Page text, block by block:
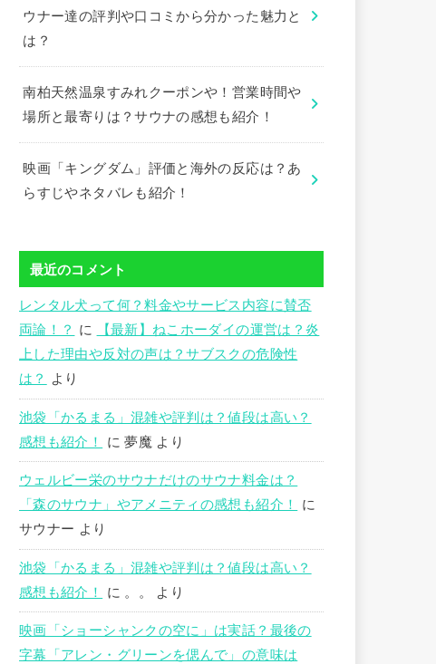
ウナー達の評判や口コミから分かった魅力と
は？
南柏天然温泉すみれクーポンや！営業時間や
場所と最寄りは？サウナの感想も紹介！
映画「キングダム」評価と海外の反応は？あ
らすじやネタバレも紹介！
最近のコメント
レンタル犬って何？料金やサービス内容に賛否
両論！？
に
【最新】ねこホーダイの運営は？炎
上した理由や反対の声は？サブスクの危険性
は？
より
池袋「かるまる」混雑や評判は？値段は高い？
感想も紹介！
に夢魔 より
ウェルビー栄のサウナだけのサウナ料金は？
「森のサウナ」やアメニティの感想も紹介！
に
サウナー より
池袋「かるまる」混雑や評判は？値段は高い？
感想も紹介！
に 。。 より
映画「ショーシャンクの空に」は実話？最後の
字幕「アレン・グリーンを偲んで」の意味は